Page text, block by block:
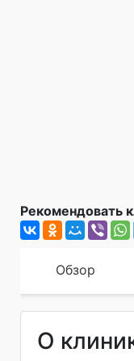
Рекомендовать
Обзор
О